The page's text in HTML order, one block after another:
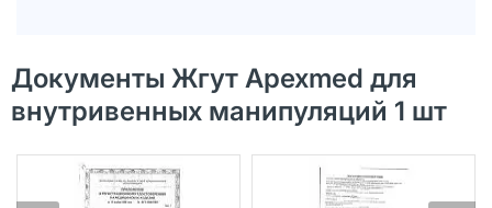
Документы Жгут Apexmed для
внутривенных манипуляций 1 шт